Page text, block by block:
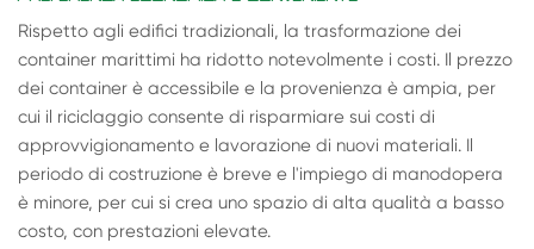
Rispetto agli edifici tradizionali, la trasformazione dei
container marittimi ha ridotto notevolmente i costi. Il prezzo
dei container è accessibile e la provenienza è ampia, per
cui il riciclaggio consente di risparmiare sui costi di
approvvigionamento e lavorazione di nuovi materiali. Il
periodo di costruzione è breve e l'impiego di manodopera
è minore, per cui si crea uno spazio di alta qualità a basso
costo, con prestazioni elevate.